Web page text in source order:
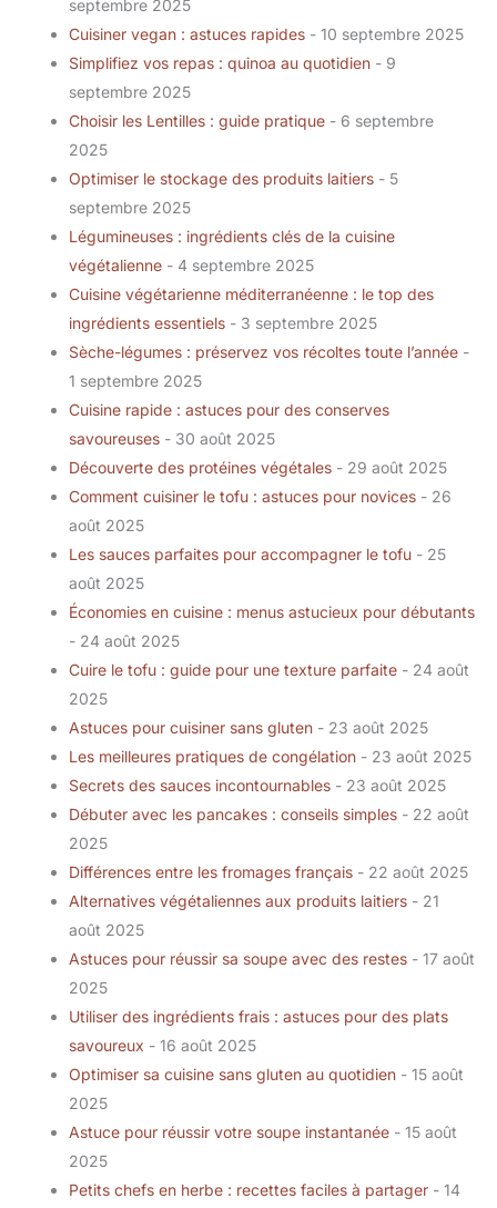
septembre 2025
Cuisiner vegan : astuces rapides - 10 septembre 2025
Simplifiez vos repas : quinoa au quotidien - 9
septembre 2025
Choisir les Lentilles : guide pratique - 6 septembre
2025
Optimiser le stockage des produits laitiers - 5
septembre 2025
Légumineuses : ingrédients clés de la cuisine
végétalienne - 4 septembre 2025
Cuisine végétarienne méditerranéenne : le top des
ingrédients essentiels - 3 septembre 2025
Sèche-légumes : préservez vos récoltes toute l’année -
1 septembre 2025
Cuisine rapide : astuces pour des conserves
savoureuses - 30 août 2025
Découverte des protéines végétales - 29 août 2025
Comment cuisiner le tofu : astuces pour novices - 26
août 2025
Les sauces parfaites pour accompagner le tofu - 25
août 2025
Économies en cuisine : menus astucieux pour débutants
- 24 août 2025
Cuire le tofu : guide pour une texture parfaite - 24 août
2025
Astuces pour cuisiner sans gluten - 23 août 2025
Les meilleures pratiques de congélation - 23 août 2025
Secrets des sauces incontournables - 23 août 2025
Débuter avec les pancakes : conseils simples - 22 août
2025
Différences entre les fromages français - 22 août 2025
Alternatives végétaliennes aux produits laitiers - 21
août 2025
Astuces pour réussir sa soupe avec des restes - 17 août
2025
Utiliser des ingrédients frais : astuces pour des plats
savoureux - 16 août 2025
Optimiser sa cuisine sans gluten au quotidien - 15 août
2025
Astuce pour réussir votre soupe instantanée - 15 août
2025
Petits chefs en herbe : recettes faciles à partager - 14